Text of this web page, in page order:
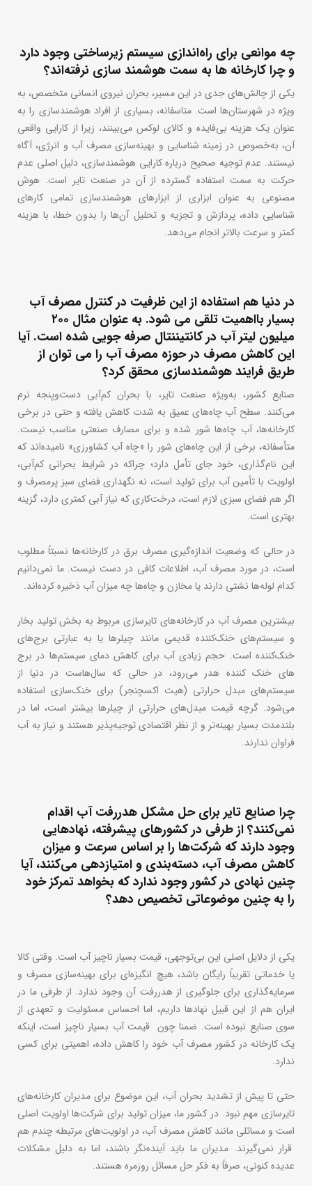
چه موانعی برای راه‌اندازی سیستم زیرساختی وجود دارد
و چرا کارخانه ها به سمت هوشمند سازی نرفته‌اند؟
یکی از چالش‌های جدی در این مسیر، بحران نیروی انسانی متخصص، به
ویژه در شهرستان‌ها است. متاسفانه، بسیاری از افراد هوشمندسازی را به
عنوان یک هزینه بی‌فایده و کالای لوکس می‌بینند، زیرا از کارایی واقعی
آن، به‌خصوص در زمینه شناسایی و بهینه‌سازی مصرف آب و انرژی، آگاه
نیستند. عدم توجیه صحیح درباره کارایی هوشمندسازی، دلیل اصلی عدم
حرکت به سمت استفاده گسترده از آن در صنعت تایر است. هوش
مصنوعی به عنوان ابزاری از ابزارهای هوشمندسازی تمامی کارهای
شناسایی داده، پردازش و تجزیه و تحلیل آن‌ها را بدون خطا، با هزینه
کمتر و سرعت بالاتر انجام می‌دهد.
در دنیا هم استفاده از این ظرفیت در کنترل مصرف آب
بسیار بااهمیت تلقی می شود. به عنوان مثال ۲۰۰
میلیون لیتر آب در کانتیننتال صرفه جویی شده است. آیا
این کاهش مصرف در حوزه مصرف آب را می توان از
طریق فرایند هوشمندسازی محقق کرد؟
صنایع کشور، به‌ویژه صنعت تایر، با بحران کم‌آبی دست‌وپنجه نرم
می‌کنند. سطح آب چاه‌های عمیق به شدت کاهش یافته و حتی در برخی
کارخانه‌ها، آب چاه‌ها شور شده و برای مصارف صنعتی مناسب نیست.
متأسفانه، برخی از این چاه‌های شور را «چاه آب کشاورزی» نامیده‌اند که
این نام‌گذاری، خود جای تأمل دارد؛ چراکه در شرایط بحرانی کم‌آبی،
اولویت با تأمین آب برای تولید است، نه نگهداری فضای سبز پرمصرف و
اگر هم فضای سبزی لازم است، درخت‌کاری که نیاز آبی کمتری دارد، گزینه
بهتری است.
در حالی که وضعیت اندازه‌گیری مصرف برق در کارخانه‌ها نسبتاً مطلوب
است، در مورد مصرف آب، اطلاعات کافی در دست نیست. ما نمی‌دانیم
کدام لوله‌ها نشتی دارند یا مخازن و چاه‌ها چه میزان آب ذخیره کرده‌اند.
بیشترین مصرف آب در کارخانه‌های تایرسازی مربوط به بخش تولید بخار
و سیستم‌های خنک‌کننده قدیمی مانند چیلرها یا به عبارتی برج‌های
خنک‌کننده است. حجم زیادی آب برای کاهش دمای سیستم‌ها در برج
های خنک کننده هدر می‌رود، در حالی که سال‌هاست در دنیا از
سیستم‌های مبدل حرارتی (هیت اکسچنجر) برای خنک‌سازی استفاده
می‌شود. گرچه قیمت مبدل‌های حرارتی از چیلرها بیشتر است، اما در
بلندمدت بسیار بهینه‌تر و از نظر اقتصادی توجیه‌پذیر هستند و نیاز به آب
فراوان ندارند.
چرا صنایع تایر برای حل مشکل هدررفت آب اقدام
نمی‌کنند؟ از طرفی در کشورهای پیشرفته، نهادهایی
وجود دارند که شرکت‌ها را بر اساس سرعت و میزان
کاهش مصرف آب، دسته‌بندی و امتیازدهی می‌کنند، آیا
چنین نهادی در کشور وجود ندارد که بخواهد تمرکز خود
را به چنین موضوعاتی تخصیص دهد؟
یکی از دلایل اصلی این بی‌توجهی، قیمت بسیار ناچیز آب است. وقتی کالا
یا خدماتی تقریباً رایگان باشد، هیچ انگیزه‌ای برای بهینه‌سازی مصرف و
سرمایه‌گذاری برای جلوگیری از هدررفت آن وجود ندارد. از طرفی ما در
ایران هم از این قبیل نهادها داریم، اما احساس مسئولیت و تعهدی از
سوی صنایع نبوده است. ضمنا چون قیمت آب بسیار ناچیز است، اینکه
یک کارخانه در کشور مصرف آب خود را کاهش داده، اهمیتی برای کسی
ندارد.
حتی تا پیش از تشدید بحران آب، این موضوع برای مدیران کارخانه‌های
تایرسازی مهم نبود. در کشور ما، میزان تولید برای شرکت‌ها اولویت اصلی
است و مسائلی مانند کاهش مصرف آب، در اولویت‌های مرتبطه چندم هم
قرار نمی‌گیرند. مدیران ما باید آینده‌نگر باشند، اما به دلیل مشکلات
عدیده کنونی، صرفاً به فکر حل مسائل روزمره هستند.